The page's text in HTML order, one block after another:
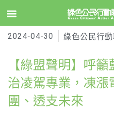
關於綠盟
綠盟簡介
EN
2024-04-30 綠色公民行
【綠盟聲明】呼
治凌駕專業，凍漲
團、透支未來